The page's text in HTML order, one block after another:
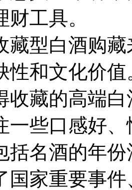
工具。
型白酒购藏
性和文化价
收藏的高端
一些口感好
括名酒的年
国家重要事